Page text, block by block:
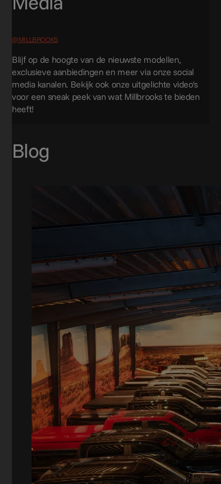
@MILLBROOKS
Blijf op de hoogte van de nieuwste modellen,
exclusieve aanbiedingen en meer via onze social
media kanalen. Bekijk ook onze uitgelichte video's
voor een sneak peek van wat Millbrooks te bieden
heeft!
Blog